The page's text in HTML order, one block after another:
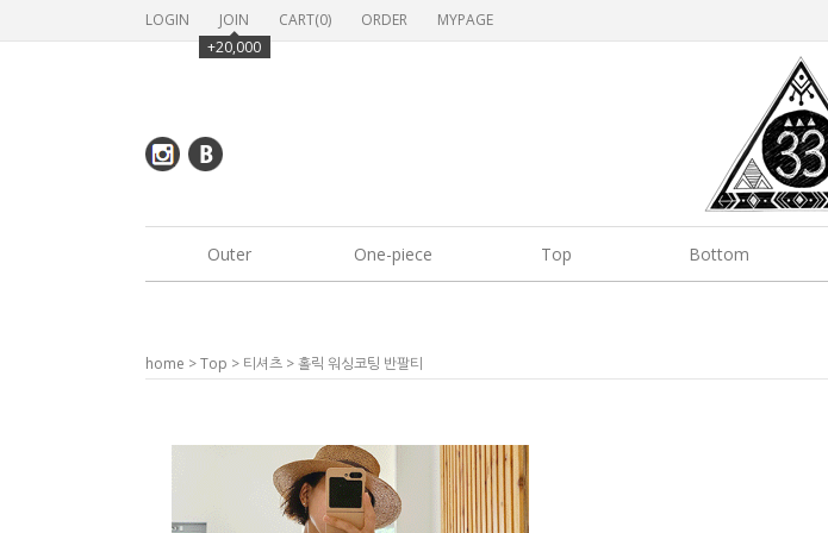
LOGIN
JOIN
+20,000
CART(0) ORDER MYPAGE
Outer One-piece Top Bottom
home >Top > 티셔츠 > 홀릭 워싱코팅 반팔티